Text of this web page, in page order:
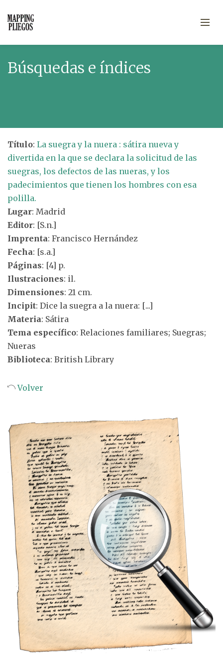
Búsquedas e índices
Título: La suegra y la nuera : sátira nueva y
divertida en la que se declara la solicitud de las
suegras, los defectos de las nueras, y los
padecimientos que tienen los hombres con esa
polilla.
Lugar: Madrid
Editor: [S.n.]
Imprenta: Francisco Hernández
Fecha: [s.a.]
Páginas: [4] p.
Ilustraciones: il.
Dimensiones: 21 cm.
Incipit: Dice la suegra a la nuera: [...]
Materia: Sátira
Tema específico: Relaciones familiares; Suegras;
Nueras
Biblioteca: British Library
Volver